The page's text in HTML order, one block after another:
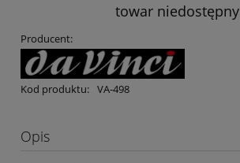
towar niedostępny
Producent:
Kod produktu: VA-498
Opis